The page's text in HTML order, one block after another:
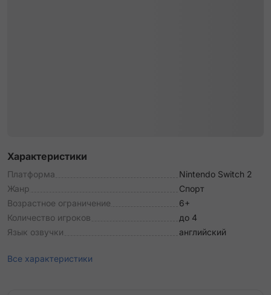
Характеристики
Платформа
Nintendo Switch 2
Жанр
Спорт
Возрастное ограничение
6+
Количество игроков
до 4
Язык озвучки
английский
Все характеристики